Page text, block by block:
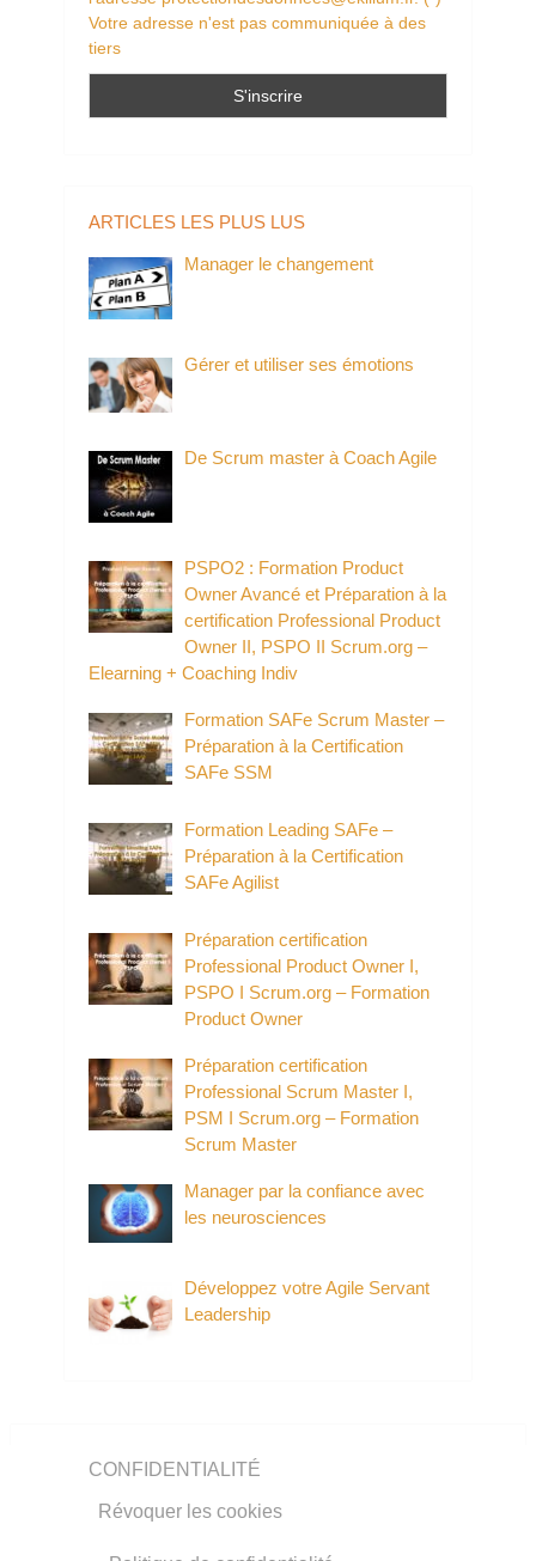
Votre adresse n'est pas communiquée à des
tiers
ARTICLES LES PLUS LUS
Manager le changement
Gérer et utiliser ses émotions
De Scrum master à Coach Agile
PSPO2 : Formation Product
Owner Avancé et Préparation à la
certification Professional Product
Owner II, PSPO II Scrum.org –
Elearning + Coaching Indiv
Formation SAFe Scrum Master –
Préparation à la Certification
SAFe SSM
Formation Leading SAFe –
Préparation à la Certification
SAFe Agilist
Préparation certification
Professional Product Owner I,
PSPO I Scrum.org – Formation
Product Owner
Préparation certification
Professional Scrum Master I,
PSM I Scrum.org – Formation
Scrum Master
Manager par la confiance avec
les neurosciences
Développez votre Agile Servant
Leadership
CONFIDENTIALITÉ
Révoquer les cookies